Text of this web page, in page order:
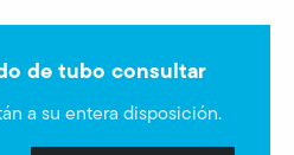
de tubo consultar
a su entera disposición.